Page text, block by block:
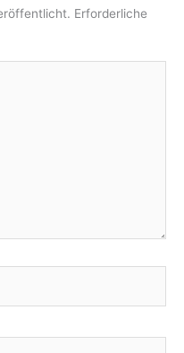
Erforderliche